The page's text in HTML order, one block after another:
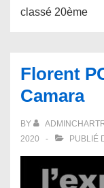
classé 20ème
Florent
Camara
BY
2020
PUBLIÉ